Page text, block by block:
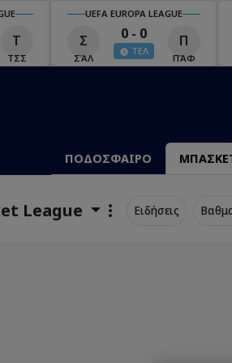
Τ
ΤΣΣ
UEFA EUROPA LEAGUE
Σ
ΣΆΛ
0 - 0
ΤΕΛ
Π
ΠΆΦ
ΠΟΔΟΣΦΑΙΡΟ
League Ειδήσεις